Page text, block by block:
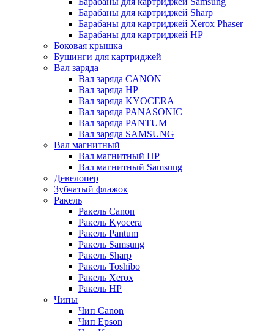
Барабаны для картриджей Sharp
Барабаны для картриджей Xerox Phaser
Барабаны для картриджей НР
Боковая крышка
Бушинги для картриджей
Вал заряда
Вал заряда CANON
Вал заряда HP
Вал заряда KYOCERA
Вал заряда PANASONIC
Вал заряда PANTUM
Вал заряда SAMSUNG
Вал магнитный
Вал магнитный HP
Вал магнитный Samsung
Девелопер
Зубчатый флажок
Ракель
Ракель Canon
Ракель Kyocera
Ракель Pantum
Ракель Samsung
Ракель Sharp
Ракель Toshibo
Ракель Xerox
Ракель НР
Чипы
Чип Canon
Чип Epson